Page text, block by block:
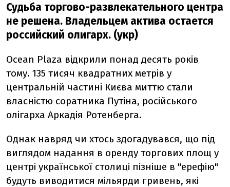
Судьба торгово-развлекательного центра
не решена. Владельцем актива остается
российский олигарх. (укр)
Ocean Plaza відкрили понад десять років
тому. 135 тисяч квадратних метрів у
центральній частині Києва миттю стали
власністю соратника Путіна, російського
олігарха Аркадія Ротенберга.
Однак навряд чи хтось здогадувався, що під
виглядом надання в оренду торгових площ у
центрі української столиці пізніше в "ерефію"
будуть виводитися мільярди гривень, які